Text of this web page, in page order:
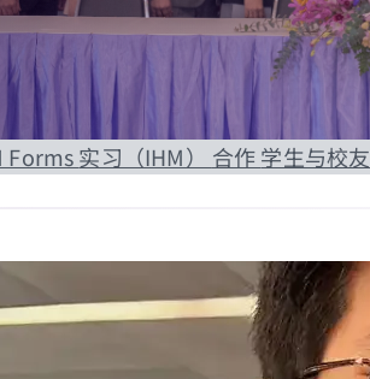
Forms实习（IHM） 合作学生与校